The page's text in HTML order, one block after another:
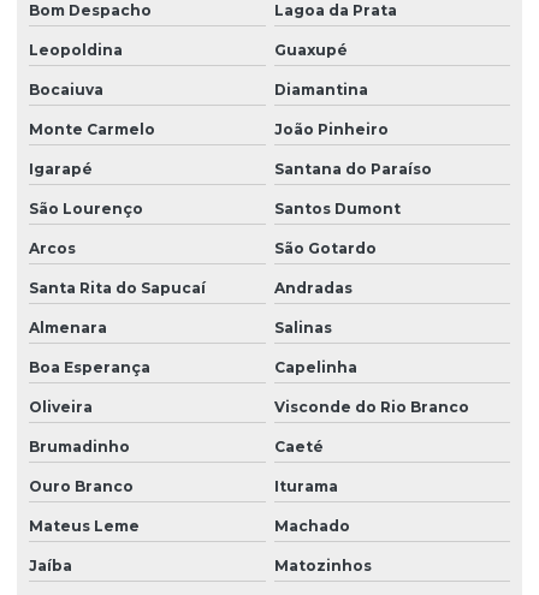
Bom Despacho Lagoa da Prata
Leopoldina Guaxupé
Bocaiuva Diamantina
Monte Carmelo João Pinheiro
Igarapé Santana do Paraíso
São Lourenço Santos Dumont
Arcos São Gotardo
Santa Rita do Sapucaí Andradas
Almenara Salinas
Boa Esperança Capelinha
Oliveira Visconde do Rio Branco
Brumadinho Caeté
Ouro Branco Iturama
Mateus Leme Machado
Jaíba Matozinhos